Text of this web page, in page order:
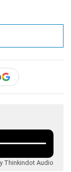
Thinkindot Audio